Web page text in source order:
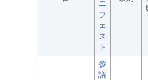
ニ
フ
ェ
ス
ト
参
議